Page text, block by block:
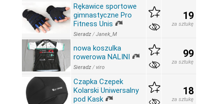
Rękawice sportowe
gimnastyczne Pro
Fitness Unis
Sieradz /Janek_M
19
za sztukę
nowa koszulka
rowerowa NALINI
Sieradz /viro
99
za sztukę
Czapka Czepek
Kolarski Uniwersalny
pod Kask
18
za sztukę